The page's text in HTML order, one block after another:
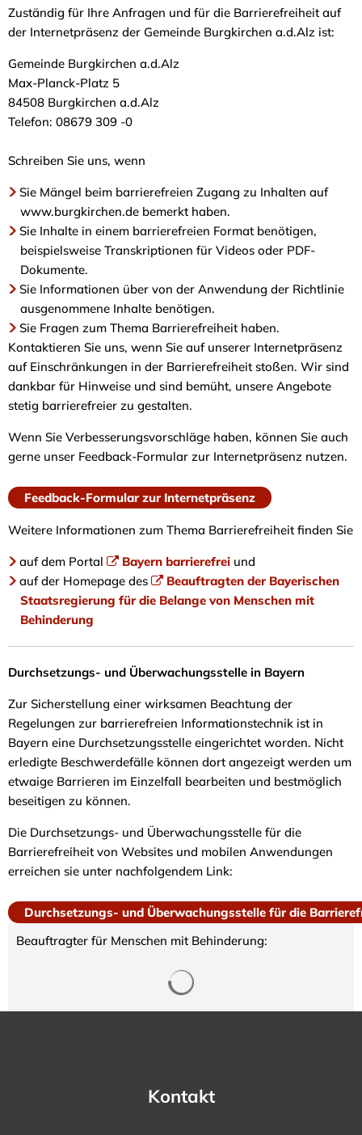
Zuständig für Ihre Anfragen und für die Barrierefreiheit auf
der Internetpräsenz der Gemeinde Burgkirchen a.d.Alz ist:
Gemeinde Burgkirchen a.d.Alz
Max-Planck-Platz 5
84508 Burgkirchen a.d.Alz
Telefon: 08679 309 -0
Schreiben Sie uns, wenn
Sie Mängel beim barrierefreien Zugang zu Inhalten auf
www.burgkirchen.de bemerkt haben.
Sie Inhalte in einem barrierefreien Format benötigen,
beispielsweise Transkriptionen für Videos oder PDF-
Dokumente.
Sie Informationen über von der Anwendung der Richtlinie
ausgenommene Inhalte benötigen.
Sie Fragen zum Thema Barrierefreiheit haben.
Kontaktieren Sie uns, wenn Sie auf unserer Internetpräsenz
auf Einschränkungen in der Barrierefreiheit stoßen. Wir sind
dankbar für Hinweise und sind bemüht, unsere Angebote
stetig barrierefreier zu gestalten.
Wenn Sie Verbesserungsvorschläge haben, können Sie auch
gerne unser Feedback-Formular zur Internetpräsenz nutzen.
Feedback-Formular zur Internetpräsenz
Weitere Informationen zum Thema Barrierefreiheit finden Sie
auf dem Portal Bayern barrierefreiund
auf der Homepage des
Beauftragten der Bayerischen
Staatsregierung für die Belange von Menschen mit
Behinderung
Durchsetzungs- und Überwachungsstelle in Bayern
Zur Sicherstellung einer wirksamen Beachtung der
Regelungen zur barrierefreien Informationstechnik ist in
Bayern eine Durchsetzungsstelle eingerichtet worden. Nicht
erledigte Beschwerdefälle können dort angezeigt werden um
etwaige Barrieren im Einzelfall bearbeiten und bestmöglich
beseitigen zu können.
Die Durchsetzungs- und Überwachungsstelle für die
Barrierefreiheit von Websites und mobilen Anwendungen
erreichen sie unter nachfolgendem Link:
Durchsetzungs- und Überwachungsstelle für die
Beauftragter für Menschen mit Behinderung:
Kontakt